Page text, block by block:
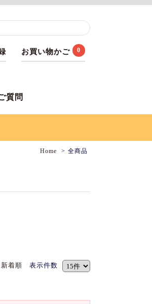
お買い物かご 0
質問
Home 全商品
新着順 表示件数